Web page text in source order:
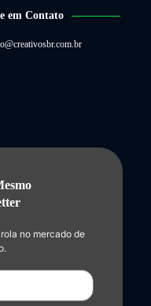
em Contato
no mercado de